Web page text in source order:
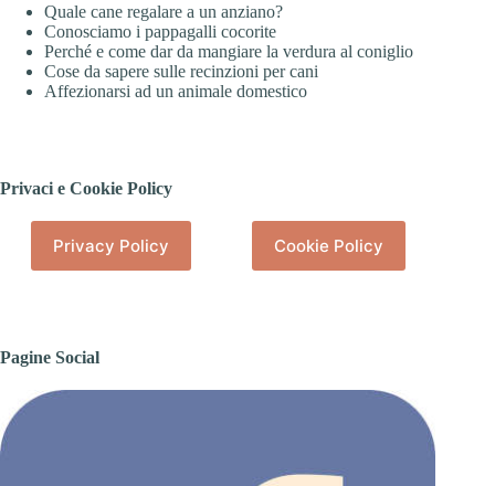
Quale cane regalare a un anziano?
Conosciamo i pappagalli cocorite
Perché e come dar da mangiare la verdura al coniglio
Cose da sapere sulle recinzioni per cani
Affezionarsi ad un animale domestico
Privaci e Cookie Policy
Privacy Policy Cookie Policy
Pagine Social